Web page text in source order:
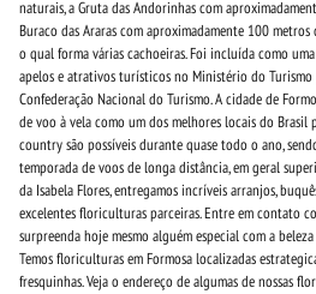
naturais, a Gruta das Andorinhas com
Buraco das Araras com aproximadamente 100
o qual forma várias cachoeiras. Foi incluída como
apelos e atrativos turísticos no Ministério do
Confederação Nacional do Turismo. A cidade de
de voo à vela como um dos melhores locais do Brasil
country são possíveis durante quase todo o ano,
temporada de voos de longa distância, em geral
da Isabela Flores, entregamos incríveis arranjos,
excelentes floriculturas parceiras. Entre em contato
surpreenda hoje mesmo alguém especial com a
Temos floriculturas em Formosa localizadas
fresquinhas. Veja o endereço de algumas de nossas